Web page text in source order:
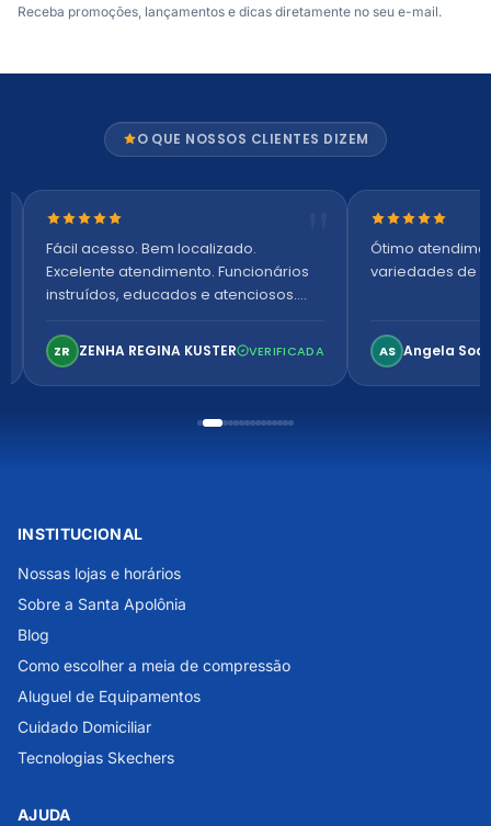
Receba promoções, lançamentos e dicas diretamente no seu e-mail.
O QUE NOSSOS CLIENTES DIZEM
Nota 5 de 5 estrelas
Fácil acesso. Bem localizado.
Excelente atendimento. Funcionários
instruídos, educados e atenciosos.
confortável. Perfeito!
ZR ZENHA REGINA KUSTER VERIFICADA
Nota 5 de 5
Ótimo
variedades de
AS Angela
INSTITUCIONAL
Nossas lojas e horários
Sobre a Santa Apolônia
Blog
Como escolher a meia de compressão
Aluguel de Equipamentos
Cuidado Domiciliar
Tecnologias Skechers
AJUDA